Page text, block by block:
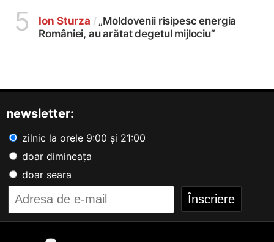
5 Ion Sturza /„Moldovenii risipesc energia
României, au arătat degetul mijlociu”
newsletter:
zilnic la orele 9:00 și 21:00
doar dimineața
doar seara